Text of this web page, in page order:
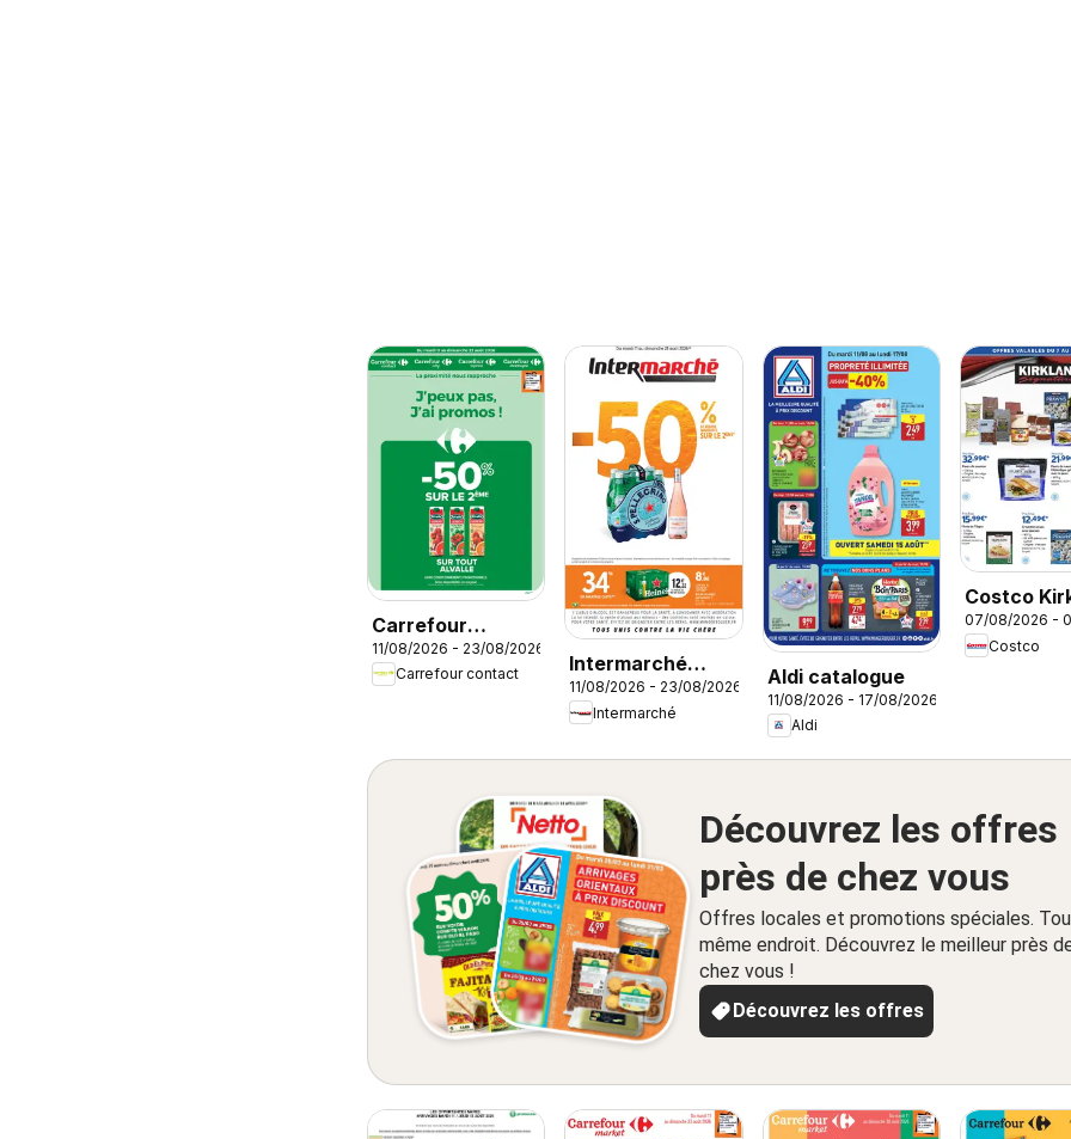
Carrefour
contact
catalogue
11/08/2026 - 23/08/2026
Carrefour contact
Intermarché
catalogue
11/08/2026 - 23/08/2026
Intermarché
Aldi catalogue
11/08/2026 - 17/08/2026
Aldi
Costco
signature
07/08/2026 -
Costco
Découvrez les offres
près de chez vous
Offres locales et promotions spéciales.
même endroit. Découvrez le meilleur près
chez vous !
Découvrez les offres